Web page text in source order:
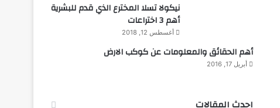
نيكولا تسلا المخترع الذي قدم للبشرية
أهم 3 اختراعات
أغسطس 12, 2018
أهم الحقائق والمعلومات عن كوكب الارض
أبريل 17, 2016
احدث المقالات